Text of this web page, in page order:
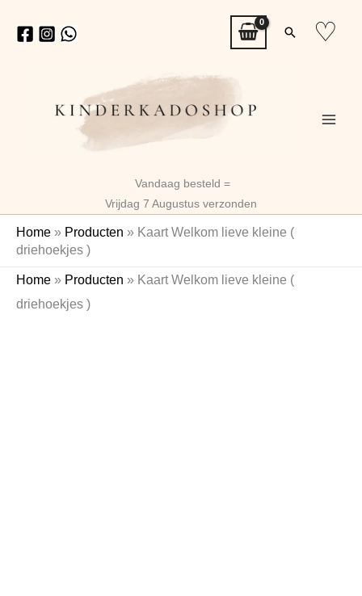
naar
Zoeken
♡
Vandaag besteld =
Vrijdag 7 Augustus verzonden
Home » Producten » Kaart Welkom lieve kleine (
driehoekjes )
Home » Producten » Kaart Welkom lieve kleine (
driehoekjes )
Kaart
lieve